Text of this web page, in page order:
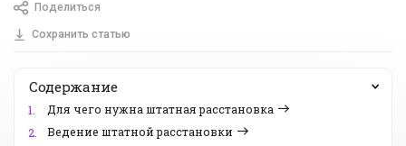
Поделиться
Сохранить статью
Содержание
1.
Для чего нужна штатная расстановка
2.
Ведение штатной расстановки